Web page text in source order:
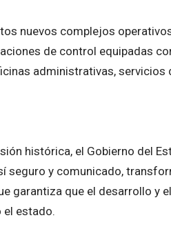
nuevos complejos
de control equipadas
administrativas, servicios
histórica, el Gobierno del
seguro y comunicado,
garantiza que el desarrollo y
estado.